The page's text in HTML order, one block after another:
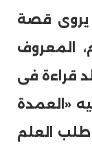
يروى قصة
المعروف
قراءة فى
«العمدة
طلب العلم